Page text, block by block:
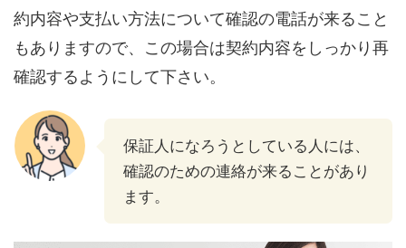
約内容や支払い方法について確認の電話が来ること
もありますので、この場合は契約内容をしっかり再
確認するようにして下さい。
保証人になろうとしている人には、
確認のための連絡が来ることがあり
ます。